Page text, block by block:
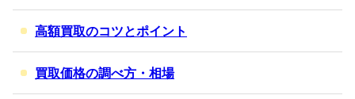
高額買取のコツとポイント
買取価格の調べ方・相場